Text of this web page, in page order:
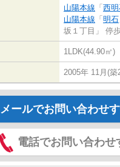
山陽本線 「 西
山陽本線 「 明石
坂１丁目」 停
1LDK(44.90㎡)
2005年 11月(築
メールでお問い合わせ
電話でお問い合わせ